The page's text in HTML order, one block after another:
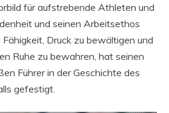
für aufstrebende Athleten und
und seinen Arbeitsethos
Druck zu bewältigen und
Ruhe zu bewahren, hat seinen
Führer in der Geschichte des
gefestigt.